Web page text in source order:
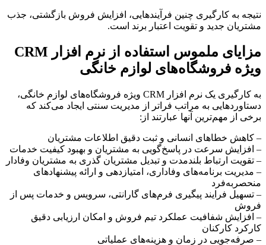
نتیجه به کارگیری چنین فرآیندهایی، افزایش فروش بازگشتی، جذب
مشتریان جدید و تقویت اعتبار برند است.
مزایای ملموس استفاده از نرم افزار CRM
ویژه فروشگاه‌های لوازم خانگی
به کارگیری یک نرم افزار CRM ویژه فروشگاه‌های لوازم خانگی،
دستاوردهایی به مراتب فراتر از مدیریت سنتی ایجاد می‌کند که
برخی از مهم‌ترین آنها عبارتند از:
– کاهش خطاهای انسانی و ثبت دقیق اطلاعات مشتریان
– افزایش سرعت در پاسخ‌گویی به مشتریان و بهبود کیفیت خدمات
– تقویت ارتباط بلندمدت و تبدیل مشتریان گذری به مشتریان وفادار
– مدیریت برنامه‌های وفاداری، امتیازدهی و ارائه پیشنهادهای
منحصربه‌فرد
– تسهیل فرایند پیگیری فرم‌های گارانتی، سرویس و خدمات پس از
فروش
– افزایش شفافیت عملکرد تیم فروش و امکان ارزیابی دقیق
کارکرد کارکنان
– صرفه‌جویی در زمان و هزینه‌های عملیاتی